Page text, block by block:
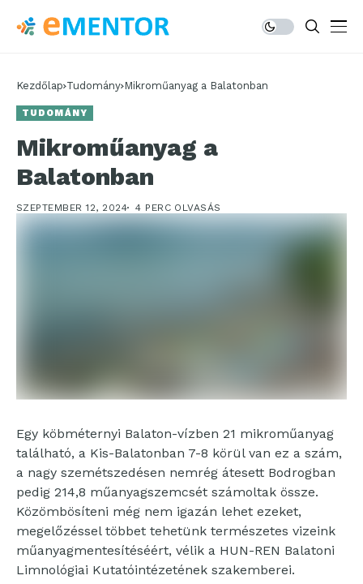
Kezdőlap Tudomány Mikroműanyag a Balatonban
TUDOMÁNY
Mikroműanyag a
Balatonban
SZEPTEMBER 12, 2024 4 PERC OLVASÁS
Egy köbméternyi Balaton-vízben 21 mikroműanyag
található, a Kis-Balatonban 7-8 körül van ez a szám,
a nagy szemétszedésen nemrég átesett Bodrogban
pedig 214,8 műanyagszemcsét számoltak össze.
Közömbösíteni még nem igazán lehet ezeket,
megelőzéssel többet tehetünk természetes vizeink
műanyagmentesítéséért, vélik a HUN-REN Balatoni
Limnológiai Kutatóintézetének szakemberei.